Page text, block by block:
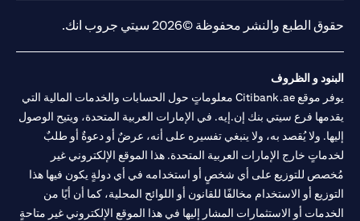
حقوق الطبع والنشر محفوظة ©2026 سيتي جروب انك.
البنود و الظروف
يوفر موقع Citibank.ae معلوماتٍ حول الحسابات والخدمات المالية التي
يقدمها فرع سيتي بنك إن.إيه. في الإمارات العربية المتحدة، ويتيح الوصول
إليها. ولا يُقصد به، ولا ينبغي تفسيره على أنه، عرضٌ أو دعوةٌ أو طلبٌ
لخدماتٍ خارج الإمارات العربية المتحدة. هذا الموقع الإلكتروني غير
مُخصص للتوزيع على أي شخصٍ أو استخدامه في أي دولةٍ يكون فيها هذا
التوزيع أو الاستخدام مخالفًا للقانون أو اللوائح المحلية، كما أن أيًا من
الخدمات أو الاستثمارات المشار إليها في هذا الموقع الإلكتروني غير متاحةٍ